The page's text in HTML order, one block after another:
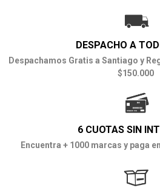
DESPACHO A
Despachamos Gratis a Santiago y
$150.000
6 CUOTAS SIN
Encuentra + 1000 marcas y paga